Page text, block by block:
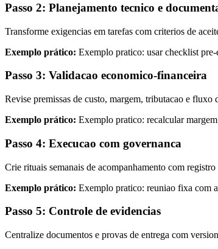
Passo 2: Planejamento tecnico e
Transforme exigencias em tarefas com criterios de
Exemplo prático: Exemplo pratico: usar checklist
Passo 3: Validacao economico-financeira
Revise premissas de custo, margem, tributacao e fluxo
Exemplo prático: Exemplo pratico: recalcular
Passo 4: Execucao com governanca
Crie rituais semanais de acompanhamento com
Exemplo prático: Exemplo pratico: reuniao fixa com
Passo 5: Controle de evidencias
Centralize documentos e provas de entrega com